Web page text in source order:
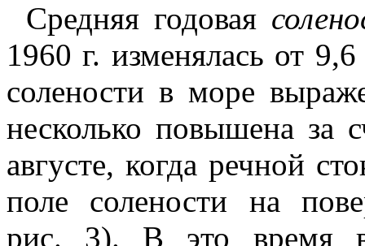
Средняя годовая
1960 г. изменялась от
солености в море
несколько повышена за
августе, когда речной
поле солености на
рис. 3). В это время